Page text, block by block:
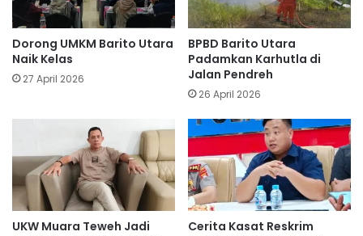
Dorong UMKM Barito Utara
Naik Kelas
27 April 2026
BPBD Barito Utara
Padamkan Karhutla di
Jalan Pendreh
26 April 2026
UKW Muara Teweh Jadi
Cerita Kasat Reskrim